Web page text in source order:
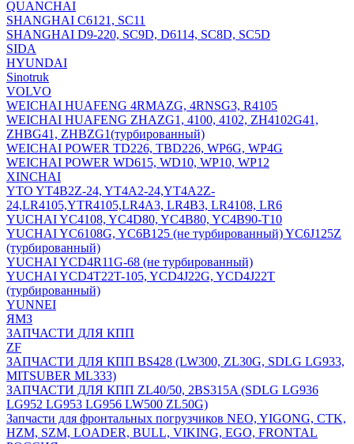
QUANCHAI
SHANGHAI C6121, SC11
SHANGHAI D9-220, SC9D, D6114, SC8D, SC5D
SIDA
HYUNDAI
Sinotruk
VOLVO
WEICHAI HUAFENG 4RMAZG, 4RNSG3, R4105
WEICHAI HUAFENG ZHAZG1, 4100, 4102, ZH4102G41,
ZHBG41, ZHBZG1(турбированный)
WEICHAI POWER TD226, TBD226, WP6G, WP4G
WEICHAI POWER WD615, WD10, WP10, WP12
XINCHAI
YTO YT4B2Z-24, YT4A2-24,YT4A2Z-
24,LR4105,YTR4105,LR4A3, LR4B3, LR4108, LR6
YUCHAI YC4108, YC4D80, YC4B80, YC4B90-T10
YUCHAI YC6108G, YC6B125 (не турбированный) YC6J125Z
(турбированный)
YUCHAI YCD4R11G-68 (не турбированный)
YUCHAI YCD4T22T-105, YCD4J22G, YCD4J22T
(турбированный)
YUNNEI
ЯМЗ
ЗАПЧАСТИ ДЛЯ КПП
ZF
ЗАПЧАСТИ ДЛЯ КПП BS428 (LW300, ZL30G, SDLG LG933,
MITSUBER ML333)
ЗАПЧАСТИ ДЛЯ КПП ZL40/50, 2BS315A (SDLG LG936
LG952 LG953 LG956 LW500 ZL50G)
Запчасти для фронтальных погрузчиков NEO, YIGONG, CTK,
HZM, SZM, LOADER, BULL, VIKING, EGO, FRONTAL